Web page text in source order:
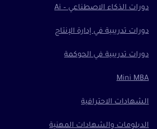
دورات الذكاء الاصطناعي – Ai
دورات تدريبية في إدارة الإنتاج
دورات تدريبية في الحوكمة
Mini MBA
الشهادات الاحترافية
الدبلومات والشهادات المهنية